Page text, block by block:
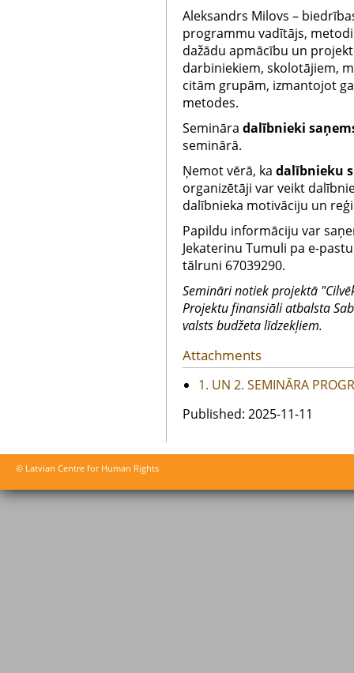
Aleksandrs Milovs –
programmu vadītājs,
dažādu apmācību un
darbiniekiem, skolotājiem,
citām grupām, izmantojot
metodes.
Semināra dalībnieki
seminārā.
Ņemot vērā, ka dalībnieku
organizētāji var veikt
dalībnieka motivāciju un
Papildu informāciju var
Jekaterinu Tumuli pa e-
tālruni 67039290.
Semināri notiek projektā
Projektu finansiāli atbalsta
valsts budžeta līdzekļiem.
Attachments
1. UN 2. SEMINĀRA
Published: 2025-11-11
© Latvian Centre for Human Rights